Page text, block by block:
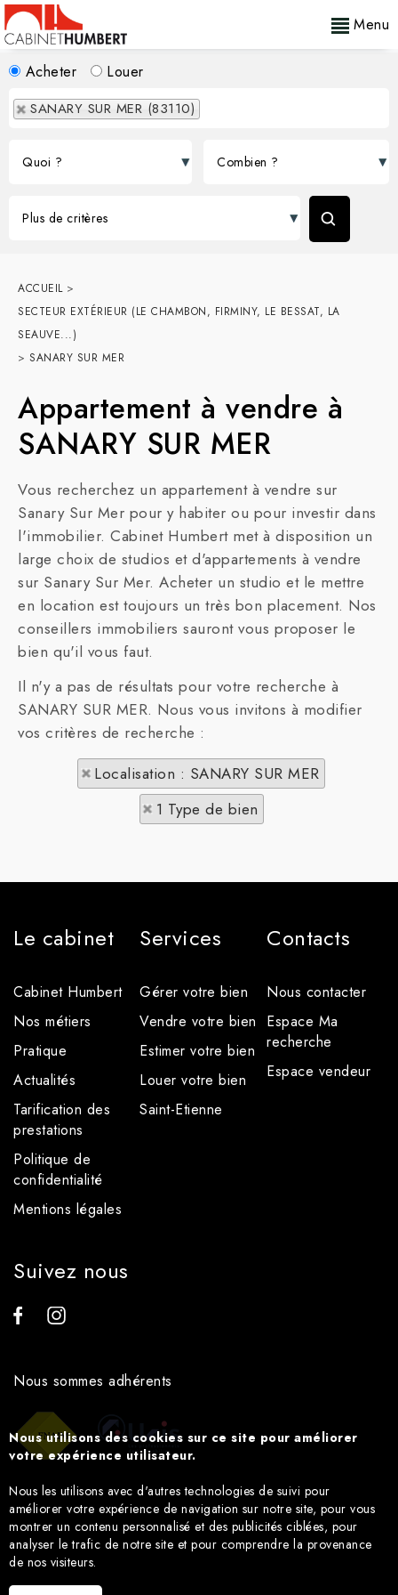
Menu
Acheter Louer
SANARY SUR MER (83110)
ACCUEIL>
SECTEUR EXTÉRIEUR (LE CHAMBON, FIRMINY, LE BESSAT, LA
SEAUVE...)
> SANARY SUR MER
Appartement à vendre à
SANARY SUR MER
Vous recherchez un appartement à vendre sur
Sanary Sur Mer pour y habiter ou pour investir dans
l'immobilier. Cabinet Humbert met à disposition un
large choix de studios et d'appartements à vendre
sur Sanary Sur Mer. Acheter un studio et le mettre
en location est toujours un très bon placement. Nos
conseillers immobiliers sauront vous proposer le
bien qu'il vous faut.
Il n'y a pas de résultats pour votre recherche à
SANARY SUR MER. Nous vous invitons à modifier
vos critères de recherche :
Localisation : SANARY SUR MER
1 Type de bien
Le cabinet
Cabinet Humbert
Nos métiers
Pratique
Actualités
Tarification des
prestations
Politique de
confidentialité
Mentions légales
Services
Gérer votre bien
Vendre votre bien
Estimer votre bien
Louer votre bien
Saint-Etienne
Contacts
Nous contacter
Espace Ma
recherche
Espace vendeur
Suivez nous
Nous sommes adhérents
Nous utilisons des cookies sur ce site pour améliorer
votre expérience utilisateur.
Nous les utilisons avec d'autres technologies de suivi pour
améliorer votre expérience de navigation sur notre site, pour vous
montrer un contenu personnalisé et des publicités ciblées, pour
analyser le trafic de notre site et pour comprendre la provenance
de nos visiteurs.